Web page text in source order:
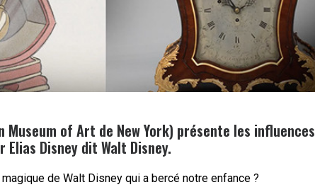
of Art de New York) présente les influences
Disney dit Walt Disney.
magique de Walt Disney qui a bercé notre enfance ?